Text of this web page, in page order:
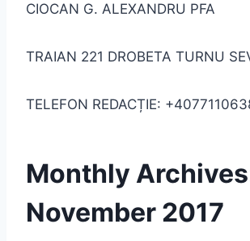
CIOCAN G. ALEXANDRU PFA
TRAIAN 221 DROBETA TURNU
TELEFON REDACȚIE:
Monthly
November 2017